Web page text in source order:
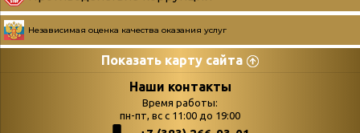
Независимая оценка качества оказания услуг
Показать карту сайта
СтраницыНаши контакты
Время работы:
пн-пт, вс с 11:00 до 19:00